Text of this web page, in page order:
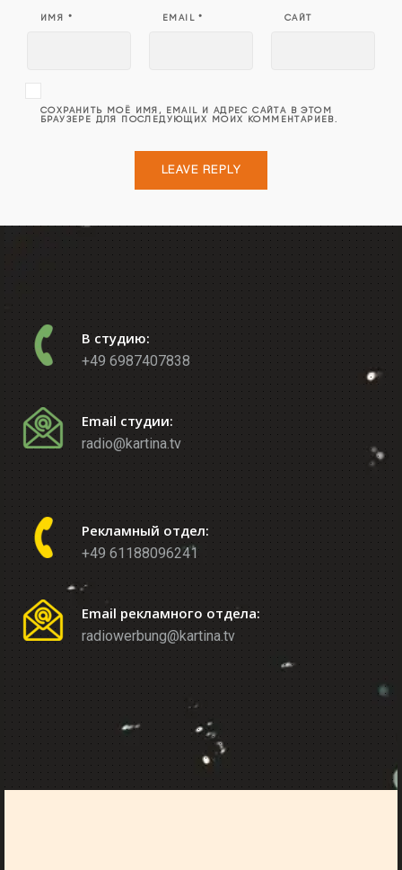
ИМЯ * EMAIL* САЙТ
СОХРАНИТЬ МОЁ ИМЯ, EMAIL И АДРЕС САЙТА В ЭТОМ
БРАУЗЕРЕ ДЛЯ ПОСЛЕДУЮЩИХ МОИХ КОММЕНТАРИЕВ.
В студию:
+49 6987407838
Email студии:
radio@kartina.tv
Рекламный отдел:
+49 61188096241
Email рекламного отдела:
radiowerbung@kartina.tv